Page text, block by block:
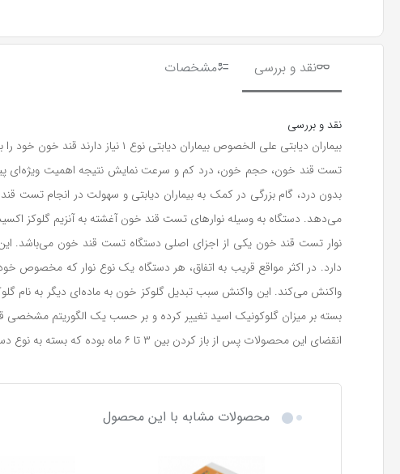
نقد و بررسی مشخصات
نقد و بررسی
بدون درد، گام بزرگی در کمک به بیماران دیابتی و سهولت در انجام تست
می‌دهد. دستگاه به وسیله نوارهای تست قند خون آغشته به آنزیم گلوکز
نوار تست قند خون یکی از اجزای اصلی دستگاه تست قند خون می‌باشد.
دارد. در اکثر مواقع قریب به اتفاق، هر دستگاه یک نوع نوار که مخصوص
واکنش می‌کند. این واکنش سبب تبدیل گلوکز خون به ماده‌ای دیگر به نام
انقضای این محصولات پس از باز کردن بین ۳ تا ۶ ماه بوده که بسته به نوع دستگاه می‌تواند متفاوت باشد. استفاده از این نوار و دستگاه بسیار ساده بوده و شما می‌توانید این تست را در خانه نیز انجام دهید.
محصولات مشابه با این محصول